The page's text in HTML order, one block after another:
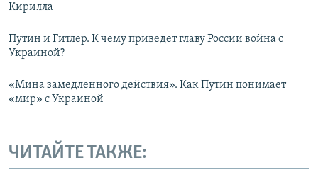
Кирилла
Путин и Гитлер. К чему приведет главу России война с
Украиной?
«Мина замедленного действия». Как Путин понимает
«мир» с Украиной
ЧИТАЙТЕ ТАКЖЕ: